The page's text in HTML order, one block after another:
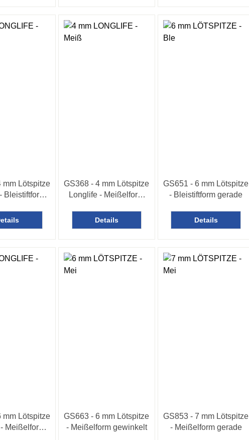
mm Lötspitze
Bleistiftform
GS368 - 4 mm Lötspitze
Longlife - Meißelform
Details
GS651 - 6 mm Lötspitze
- Bleistiftform gerade
Details
mm Lötspitze
Meißelform
GS663 - 6 mm Lötspitze
- Meißelform gewinkelt
GS853 - 7 mm Lötspitze
- Meißelform gerade